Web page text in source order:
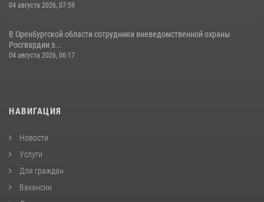
04 августа 2026, 07:59
В Оренбургской области сотрудники вневедомственной охраны
Росгвардии з...
04 августа 2026, 06:17
НАВИГАЦИЯ
Новости
Услуги
Для граждан
Вакансии